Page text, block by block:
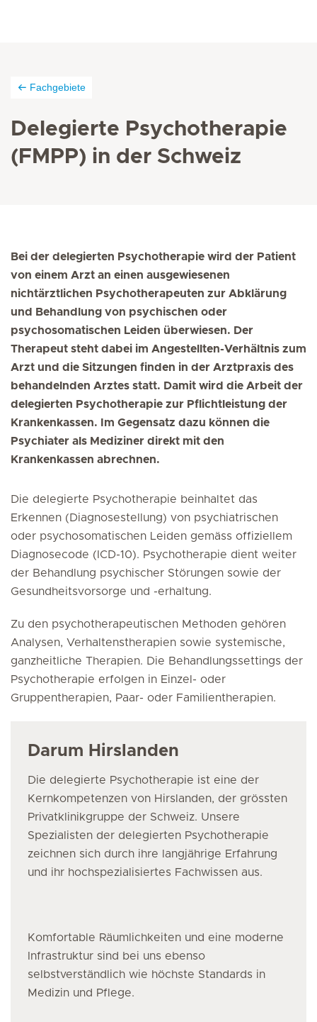
Fachgebiete
Delegierte Psychotherapie
(FMPP) in der Schweiz
Bei der delegierten Psychotherapie wird der Patient
von einem Arzt an einen ausgewiesenen
nichtärztlichen Psychotherapeuten zur Abklärung
und Behandlung von psychischen oder
psychosomatischen Leiden überwiesen. Der
Therapeut steht dabei im Angestellten-Verhältnis zum
Arzt und die Sitzungen finden in der Arztpraxis des
behandelnden Arztes statt. Damit wird die Arbeit der
delegierten Psychotherapie zur Pflichtleistung der
Krankenkassen. Im Gegensatz dazu können die
Psychiater als Mediziner direkt mit den
Krankenkassen abrechnen.
Die delegierte Psychotherapie beinhaltet das
Erkennen (Diagnosestellung) von psychiatrischen
oder psychosomatischen Leiden gemäss offiziellem
Diagnosecode (ICD-10). Psychotherapie dient weiter
der Behandlung psychischer Störungen sowie der
Gesundheitsvorsorge und -erhaltung.
Zu den psychotherapeutischen Methoden gehören
Analysen, Verhaltenstherapien sowie systemische,
ganzheitliche Therapien. Die Behandlungssettings der
Psychotherapie erfolgen in Einzel- oder
Gruppentherapien, Paar- oder Familientherapien.
Darum Hirslanden
Die delegierte Psychotherapie ist eine der
Kernkompetenzen von Hirslanden, der grössten
Privatklinikgruppe der Schweiz. Unsere
Spezialisten der delegierten Psychotherapie
zeichnen sich durch ihre langjährige Erfahrung
und ihr hochspezialisiertes Fachwissen aus.
Komfortable Räumlichkeiten und eine moderne
Infrastruktur sind bei uns ebenso
selbstverständlich wie höchste Standards in
Medizin und Pflege.